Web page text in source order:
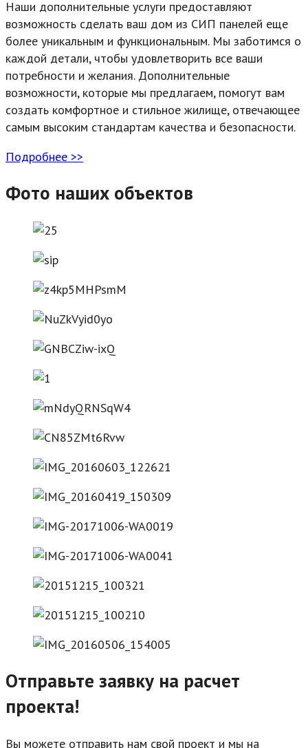
Наши дополнительные услуги предоставляют
возможность сделать ваш дом из СИП панелей еще
более уникальным и функциональным. Мы заботимся о
каждой детали, чтобы удовлетворить все ваши
потребности и желания. Дополнительные
возможности, которые мы предлагаем, помогут вам
создать комфортное и стильное жилище, отвечающее
самым высоким стандартам качества и безопасности.
Подробнее >>
Фото наших объектов
Отправьте заявку на расчет
проекта!
Вы можете отправить нам свой проект и мы на